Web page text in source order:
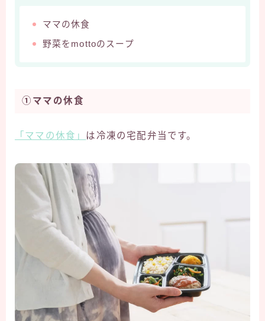
ママの休食
野菜をmottoのスープ
①ママの休食
「ママの休食」 は冷凍の宅配弁当です。